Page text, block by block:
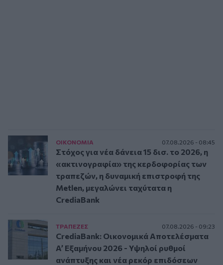
ΟΙΚΟΝΟΜΙΑ 07.08.2026 - 08:45
Στόχος για νέα δάνεια 15 δισ. το 2026, η
«ακτινογραφία» της κερδοφορίας των
τραπεζών, η δυναμική επιστροφή της
Metlen, μεγαλώνει ταχύτατα η
CrediaBank
ΤΡAΠΕΖΕΣ 07.08.2026 - 09:23
CrediaBank: Οικονομικά Αποτελέσματα
A’ Εξαμήνου 2026 - Υψηλοί ρυθμοί
ανάπτυξης και νέα ρεκόρ επιδόσεων